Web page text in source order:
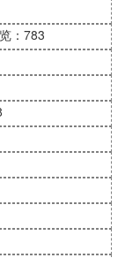
城，经王家
权过长江，然
至终点野芷
路全长30.85k
武汉市东西
、洪山区等
：783